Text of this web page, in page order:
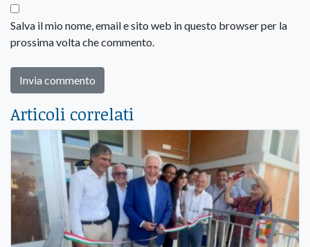
Salva il mio nome, email e sito web in questo browser per la
prossima volta che commento.
Articoli correlati